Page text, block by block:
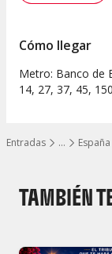
…
Mostrar
Entradas España
Cómo llegar
Metro: Banco de
14, 27, 37, 45,
TAMBIÉN